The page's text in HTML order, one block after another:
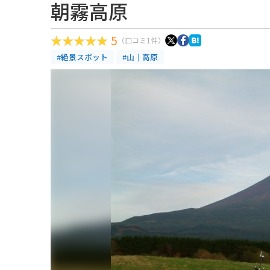
朝霧高原
5 （口コミ1件）
#絶景スポット #山｜高原